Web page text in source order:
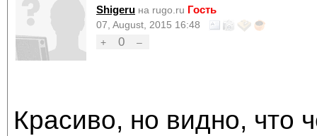
Shigeru на rugo.ru Гость
07, August, 2015 16:48
+
0 –
Красиво, но видно, что